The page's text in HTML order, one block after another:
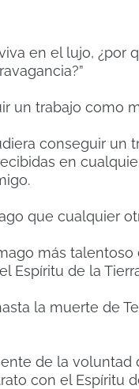
en el lujo, ¿por
un trabajo como
conseguir un
en
que cualquier
más
Espíritu de la
la muerte de
de la voluntad
con el Espíritu